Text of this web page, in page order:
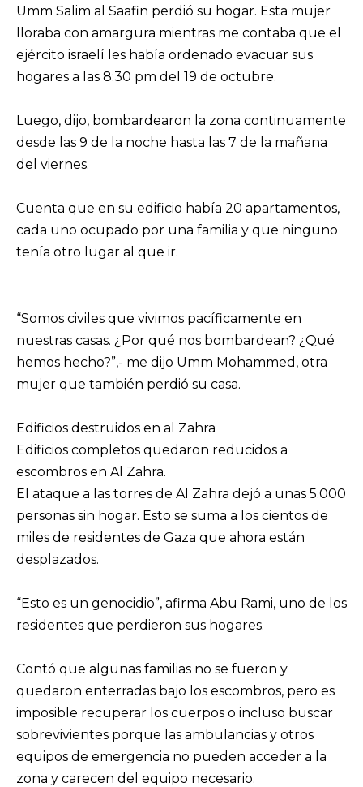
Umm Salim al Saafin perdió su hogar. Esta mujer
lloraba con amargura mientras me contaba que el
ejército israelí les había ordenado evacuar sus
hogares a las 8:30 pm del 19 de octubre.
Luego, dijo, bombardearon la zona continuamente
desde las 9 de la noche hasta las 7 de la mañana
del viernes.
Cuenta que en su edificio había 20 apartamentos,
cada uno ocupado por una familia y que ninguno
tenía otro lugar al que ir.
“Somos civiles que vivimos pacíficamente en
nuestras casas. ¿Por qué nos bombardean? ¿Qué
hemos hecho?”,- me dijo Umm Mohammed, otra
mujer que también perdió su casa.
Edificios destruidos en al Zahra
Edificios completos quedaron reducidos a
escombros en Al Zahra.
El ataque a las torres de Al Zahra dejó a unas 5.000
personas sin hogar. Esto se suma a los cientos de
miles de residentes de Gaza que ahora están
desplazados.
“Esto es un genocidio”, afirma Abu Rami, uno de los
residentes que perdieron sus hogares.
Contó que algunas familias no se fueron y
quedaron enterradas bajo los escombros, pero es
imposible recuperar los cuerpos o incluso buscar
sobrevivientes porque las ambulancias y otros
equipos de emergencia no pueden acceder a la
zona y carecen del equipo necesario.